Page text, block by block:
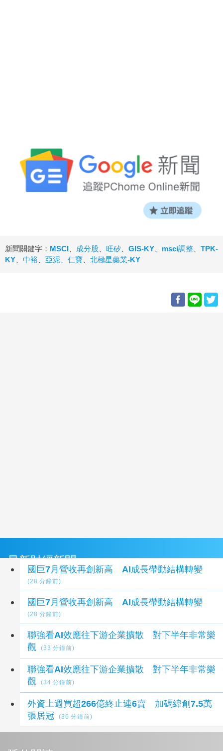
新聞關鍵字： MSCI 成分股 旺矽 GIS-KY msci調整
TPK-
KY
中裕 亞泥 仁寶 北極星藥業-KY
最新財經新聞
國巨7月營收再創新高 AI成長帶動結構轉變
(28 分鐘前)
國巨7月營收再創新高 AI成長帶動結構轉變
(28 分鐘前)
聯強看AI效應往下游企業擴散 對下半年非常樂
觀
(33 分鐘前)
聯強看AI效應往下游企業擴散 對下半年非常樂
觀
(34 分鐘前)
外資上週買超266億終止連6賣 加碼緯創7.5萬
張居冠
(36 分鐘前)